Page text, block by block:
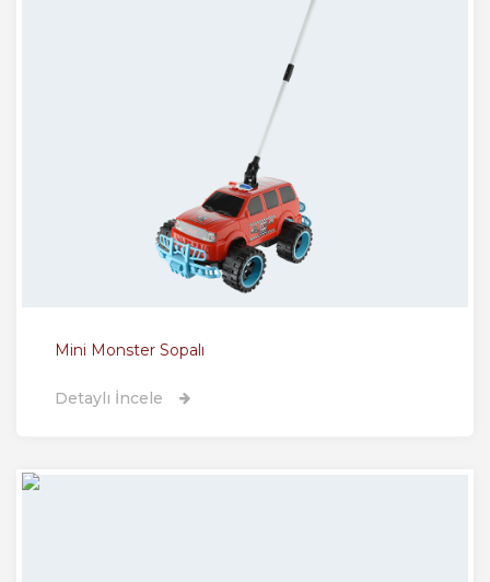
Mini Monster Sopalı
Detaylı İncele